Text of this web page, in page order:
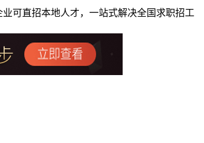
可直招本地人才，一站式解决全国求职招工